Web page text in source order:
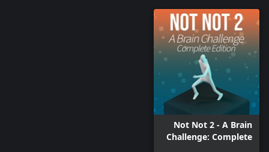
Not Not 2 - A Brain
Challenge: Complete